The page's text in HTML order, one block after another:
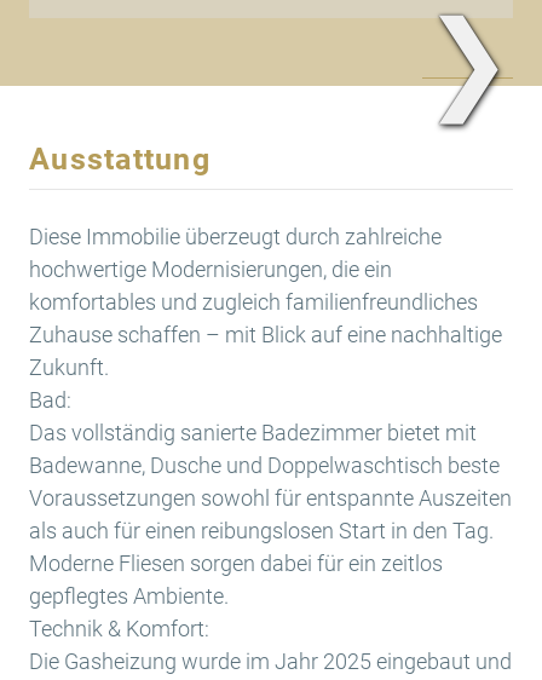
❯
Ausstattung
Diese Immobilie überzeugt durch zahlreiche
hochwertige Modernisierungen, die ein
komfortables und zugleich familienfreundliches
Zuhause schaffen – mit Blick auf eine nachhaltige
Zukunft.
Bad:
Das vollständig sanierte Badezimmer bietet mit
Badewanne, Dusche und Doppelwaschtisch beste
Voraussetzungen sowohl für entspannte Auszeiten
als auch für einen reibungslosen Start in den Tag.
Moderne Fliesen sorgen dabei für ein zeitlos
gepflegtes Ambiente.
Technik & Komfort:
Die Gasheizung wurde im Jahr 2025 eingebaut und